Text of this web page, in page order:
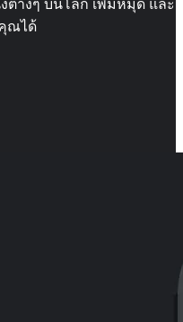
ต่างๆ บนโลก เพิ่มหมุด และ
ณได้